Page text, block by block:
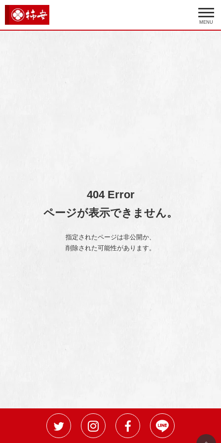
MENU
404 Error
ページが表示できません。
指定されたページは非公開か、
削除された可能性があります。